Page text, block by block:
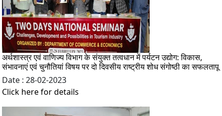
अर्थशास्त्र एवं वाणिज्य विभाग के संयुक्त तत्वधान में पर्यटन उद्योग: विकास,
संभावनाएं एवं चुनौतियां विषय पर दो दिवसीय राष्ट्रीय शोध संगोष्ठी का सफलतापू
Date : 28-02-2023
Click here for details